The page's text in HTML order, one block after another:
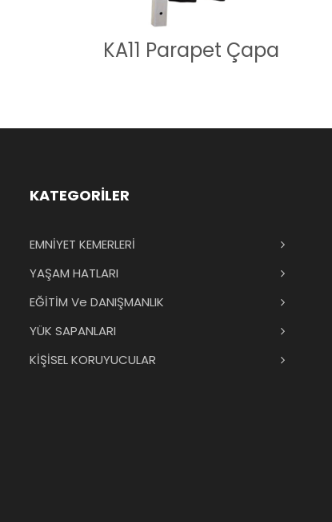
KA11 Parapet Çapa
KATEGORİLER
EMNİYET KEMERLERİ
YAŞAM HATLARI
EĞİTİM Ve DANIŞMANLIK
YÜK SAPANLARI
KİŞİSEL KORUYUCULAR